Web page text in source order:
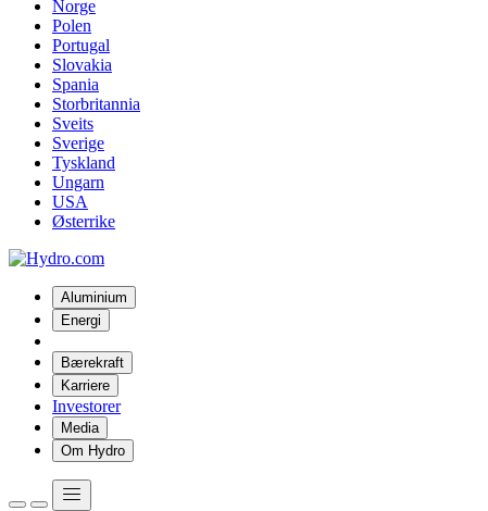
Norge
Polen
Portugal
Slovakia
Spania
Storbritannia
Sveits
Sverige
Tyskland
Ungarn
USA
Østerrike
Aluminium
Energi
Bærekraft
Karriere
Investorer
Media
Om Hydro